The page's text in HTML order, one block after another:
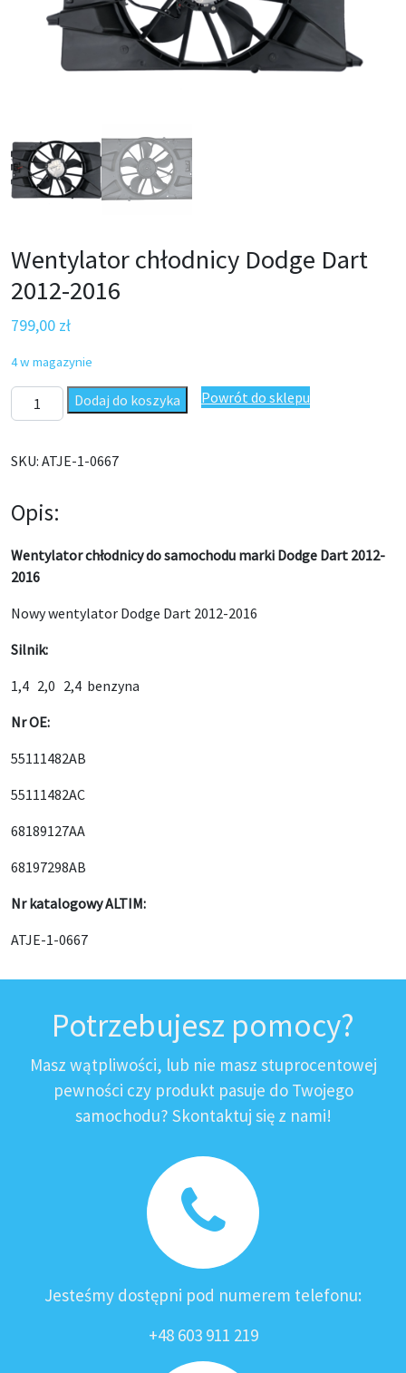
Wentylator chłodnicy Dodge Dart
2012-2016
799,00 zł
4 w magazynie
ilość Wentylator chłodnicy Dodge Dart 2012-2016
Dodaj do koszyka Powrót do sklepu
SKU: ATJE-1-0667
Opis:
Wentylator chłodnicy do samochodu marki Dodge Dart 2012-
2016
Nowy wentylator Dodge Dart 2012-2016
Silnik:
1,4 2,0 2,4 benzyna
Nr OE:
55111482AB
55111482AC
68189127AA
68197298AB
Nr katalogowy ALTIM:
ATJE-1-0667
Potrzebujesz pomocy?
Masz wątpliwości, lub nie masz stuprocentowej
pewności czy produkt pasuje do Twojego
samochodu? Skontaktuj się z nami!
Jesteśmy dostępni pod numerem telefonu:
+48 603 911 219